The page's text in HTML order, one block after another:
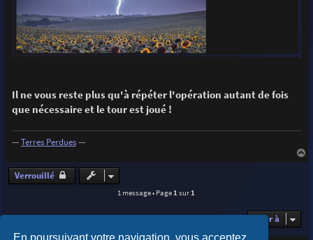
En poursuivant votre navigation, vous acceptez
Il ne vous reste plus qu'à répéter l'opération autant de fois
que nécessaire et le tour est joué !
—Terres Perdues—
a
Verrouillé
1 message • Page 1 sur 1
Aller à